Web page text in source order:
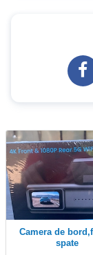
Camera de bord,fata si
spate